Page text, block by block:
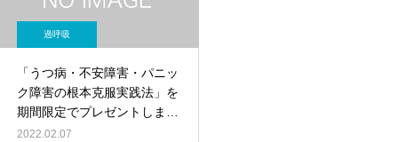
過呼吸
「うつ病・不安障害・パニッ
ク障害の根本克服実践法」を
期間限定でプレゼントしま
す！
2022.02.07